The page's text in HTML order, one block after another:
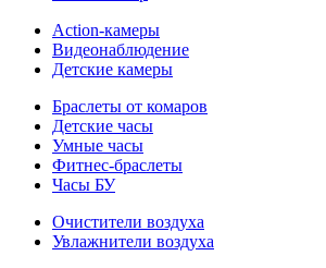
Action-камеры
Видеонаблюдение
Детские камеры
Браслеты от комаров
Детские часы
Умные часы
Фитнес-браслеты
Часы БУ
Очистители воздуха
Увлажнители воздуха